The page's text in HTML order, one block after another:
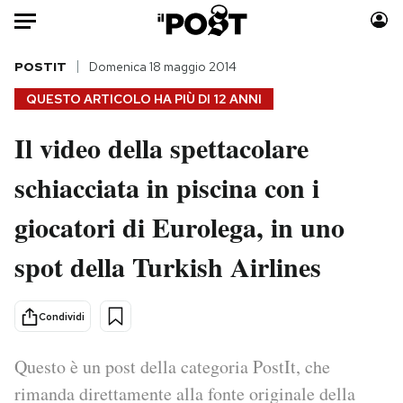
Auto
HOME
Italia
Politica
Tecnologia
Scienza
Cultura
Economia
Sport
Moda
Consumismi
Storie/Idee
Media
Mondiali calcio 2026
QUESTO ARTICOLO HA PIÙ DI 12 ANNI
POSTIT Domenica 18 maggio 2014
Il video della spettacolare
schiacciata in piscina con i
giocatori di Eurolega, in uno
spot della Turkish Airlines
Condividi
Questo è un post della categoria PostIt, che
rimanda direttamente alla fonte originale della